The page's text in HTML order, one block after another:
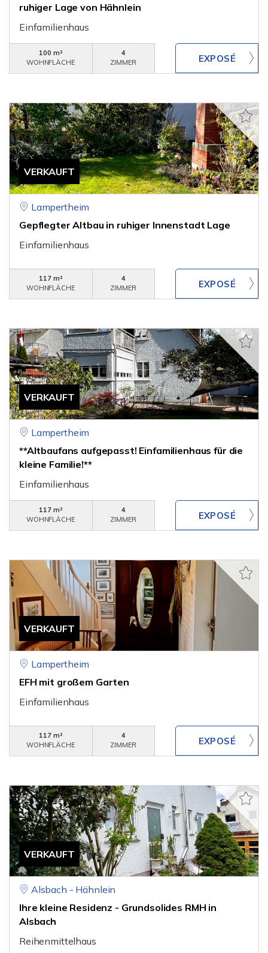
ruhiger Lage von Hähnlein
Einfamilienhaus
100 m²
WOHNFLÄCHE
4
ZIMMER
VERKAUFT
Lampertheim
Gepflegter Altbau in ruhiger Innenstadt Lage
Einfamilienhaus
117 m²
WOHNFLÄCHE
4
ZIMMER
VERKAUFT
Lampertheim
**Altbaufans aufgepasst! Einfamilienhaus für die
kleine Familie!**
Einfamilienhaus
117 m²
WOHNFLÄCHE
4
ZIMMER
VERKAUFT
Lampertheim
EFH mit großem Garten
Einfamilienhaus
117 m²
WOHNFLÄCHE
4
ZIMMER
VERKAUFT
Alsbach - Hähnlein
Ihre kleine Residenz - Grundsolides RMH in
Alsbach
Reihenmittelhaus